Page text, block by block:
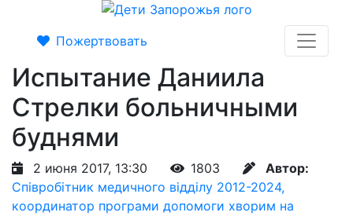
Пожертвовать
Испытание Даниила
Стрелки больничными
буднями
2 июня 2017, 13:30 1803
Автор:
Співробітник медичного відділу 2012-2024,
координатор програми допомоги хворим на